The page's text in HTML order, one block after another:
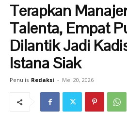
Terapkan
Talenta, Empat
Dilantik Jadi
Istana Siak
Penulis Redaksi - Mei 20, 2026